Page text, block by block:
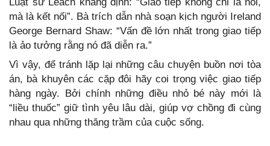
mà là kết nối”. Bà trích dẫn nhà soạn kịch người Ireland
George Bernard Shaw: “Vấn đề lớn nhất trong giao tiếp
là ảo tưởng rằng nó đã diễn ra.”
Vì vậy, để tránh lặp lại những câu chuyện buồn nơi tòa
án, bà khuyên các cặp đôi hãy coi trọng việc giao tiếp
hàng ngày. Bởi chính những điều nhỏ bé này mới là
“liều thuốc” giữ tình yêu lâu dài, giúp vợ chồng đi cùng
nhau qua những thăng trầm của cuộc sống.